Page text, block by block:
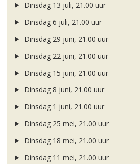
Dinsdag 13 juli, 21.00 uur
Dinsdag 6 juli, 21.00 uur
Dinsdag 29 juni, 21.00 uur
Dinsdag 22 juni, 21.00 uur
Dinsdag 15 juni, 21.00 uur
Dinsdag 8 juni, 21.00 uur
Dinsdag 1 juni, 21.00 uur
Dinsdag 25 mei, 21.00 uur
Dinsdag 18 mei, 21.00 uur
Dinsdag 11 mei, 21.00 uur